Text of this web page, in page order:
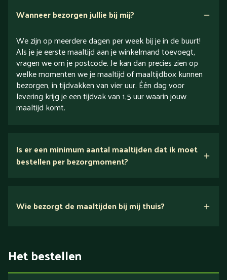
Wanneer bezorgen jullie bij mij?
We zijn op meerdere dagen per week bij je in de buurt!
Als je je eerste maaltijd aan je winkelmand toevoegt,
vragen we om je postcode. Je kan dan precies zien op
welke momenten we je maaltijd of maaltijdbox kunnen
bezorgen, in tijdvakken van vier uur. Één dag voor
levering krijg je een tijdvak van 1,5 uur waarin jouw
maaltijd komt.
Is er een minimum aantal maaltijden dat ik moet
bestellen per bezorgmoment?
Wie bezorgt de maaltijden bij mij thuis?
Het bestellen